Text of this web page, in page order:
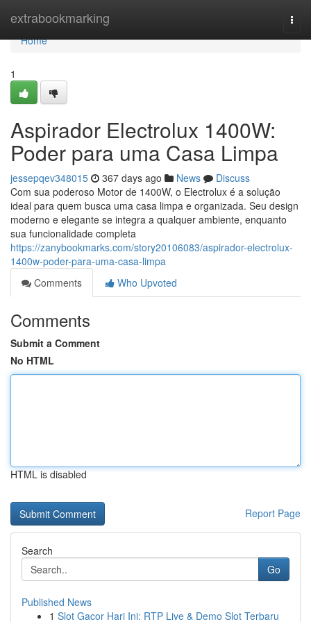
extrabookmarking
Home
Home
1
Aspirador Electrolux 1400W:
Poder para uma Casa Limpa
jessepqev348015 367 days ago News
Discuss
Com sua poderoso Motor de 1400W, o Electrolux é a solução
ideal para quem busca uma casa limpa e organizada. Seu design
moderno e elegante se integra a qualquer ambiente, enquanto
sua funcionalidade completa
https://zanybookmarks.com/story20106083/aspirador-electrolux-
1400w-poder-para-uma-casa-limpa
Comments
Who Upvoted
Comments
Submit a Comment
No HTML
HTML is disabled
Report Page
Search
Go
Published News
1 Slot Gacor Hari Ini: RTP Live & Demo Slot Terbaru